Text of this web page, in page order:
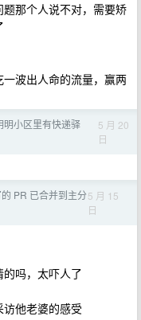
那个人说不对，需要矫
波出人命的流量，赢两
明小区里有快递驿
5 月 20
日
PR 已合并到主分5 月 15
日
吗，太吓人了
他老婆的感受